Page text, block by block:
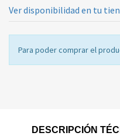
Ver disponibilidad en tu
Para poder comprar el
DESCRIPCIÓN